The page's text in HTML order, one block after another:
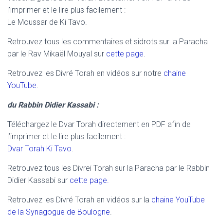
l’imprimer et le lire plus facilement :
Le Moussar de Ki Tavo.
Retrouvez tous les commentaires et sidrots sur la Paracha
par le Rav Mikaël Mouyal sur cette page
Retrouvez les Divré Torah en vidéos sur notre chaine
YouTube
du Rabbin Didier Kassabi :
Téléchargez le Dvar Torah directement en PDF afin de
l’imprimer et le lire plus facilement :
Dvar Torah Ki Tavo
Retrouvez tous les Divrei Torah sur la Paracha par le Rabbin
Didier Kassabi sur cette page.
Retrouvez les Divré Torah en vidéos sur la chaine YouTube
de la Synagogue de Boulogne